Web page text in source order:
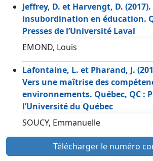
Jeffrey, D. et Harvengt, D.
insubordination en éducation.
Presses de l’Université Laval
EMOND, Louis
Lafontaine, L. et Pharand, J.
Vers une maîtrise des
environnements. Québec, QC :
l’Université du Québec
SOUCY, Emmanuelle
Télécharger le numéro